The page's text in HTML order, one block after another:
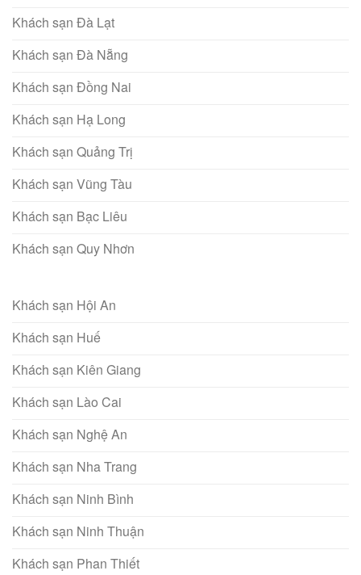
Khách sạn Đà Lạt
Khách sạn Đà Nẵng
Khách sạn Đồng Nai
Khách sạn Hạ Long
Khách sạn Quảng Trị
Khách sạn Vũng Tàu
Khách sạn Bạc Liêu
Khách sạn Quy Nhơn
Khách sạn Hội An
Khách sạn Huế
Khách sạn Kiên Giang
Khách sạn Lào Cai
Khách sạn Nghệ An
Khách sạn Nha Trang
Khách sạn Ninh Bình
Khách sạn Ninh Thuận
Khách sạn Phan Thiết